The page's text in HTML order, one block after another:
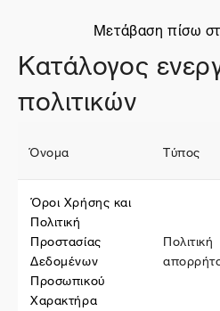
Μετάβαση πίσω
Κατάλογος
πολιτικών
Όνομα Τύπος
Όροι Χρήσης και
Πολιτική
Προστασίας
Δεδομένων
Προσωπικού
Χαρακτήρα
Πολιτική